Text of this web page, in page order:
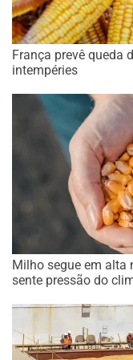
França prevê queda
intempéries
Milho segue em alta
sente pressão do